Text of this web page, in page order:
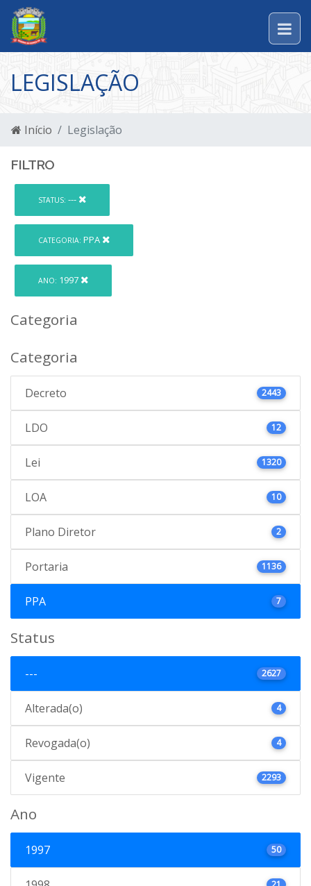
LEGISLAÇÃO
Início Legislação
FILTRO
STATUS: ---
CATEGORIA: PPA
ANO: 1997
Categoria
Categoria
Decreto 2443
LDO 12
Lei 1320
LOA 10
Plano Diretor 2
Portaria 1136
PPA 7
Status
--- 2627
Alterada(o) 4
Revogada(o) 4
Vigente 2293
Ano
1997 50